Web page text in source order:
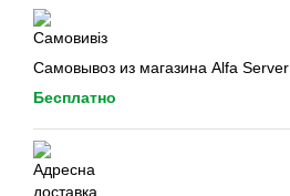
Самовывоз из магазина Alfa Server
Бесплатно